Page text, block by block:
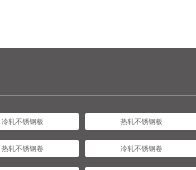
冷轧不锈钢板 热轧不锈钢板
热轧不锈钢卷 冷轧不锈钢卷